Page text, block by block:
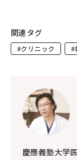
関連タグ
#クリニック #
慶應義塾大学